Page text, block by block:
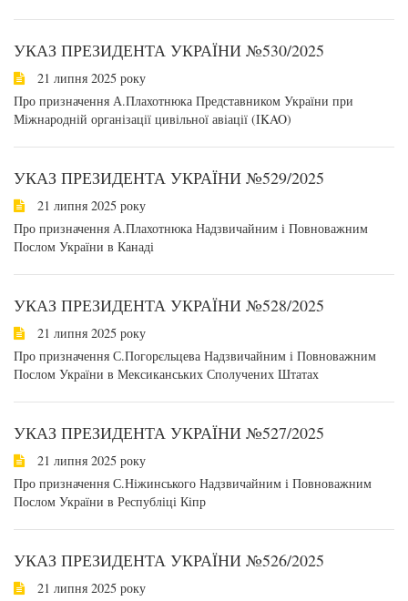
УКАЗ ПРЕЗИДЕНТА УКРАЇНИ №530/2025
21 липня 2025 року
Про призначення А.Плахотнюка Представником України при
Міжнародній організації цивільної авіації (IKAO)
УКАЗ ПРЕЗИДЕНТА УКРАЇНИ №529/2025
21 липня 2025 року
Про призначення А.Плахотнюка Надзвичайним і Повноважним
Послом України в Канаді
УКАЗ ПРЕЗИДЕНТА УКРАЇНИ №528/2025
21 липня 2025 року
Про призначення С.Погорєльцева Надзвичайним і Повноважним
Послом України в Мексиканських Сполучених Штатах
УКАЗ ПРЕЗИДЕНТА УКРАЇНИ №527/2025
21 липня 2025 року
Про призначення С.Ніжинського Надзвичайним і Повноважним
Послом України в Республіці Кіпр
УКАЗ ПРЕЗИДЕНТА УКРАЇНИ №526/2025
21 липня 2025 року